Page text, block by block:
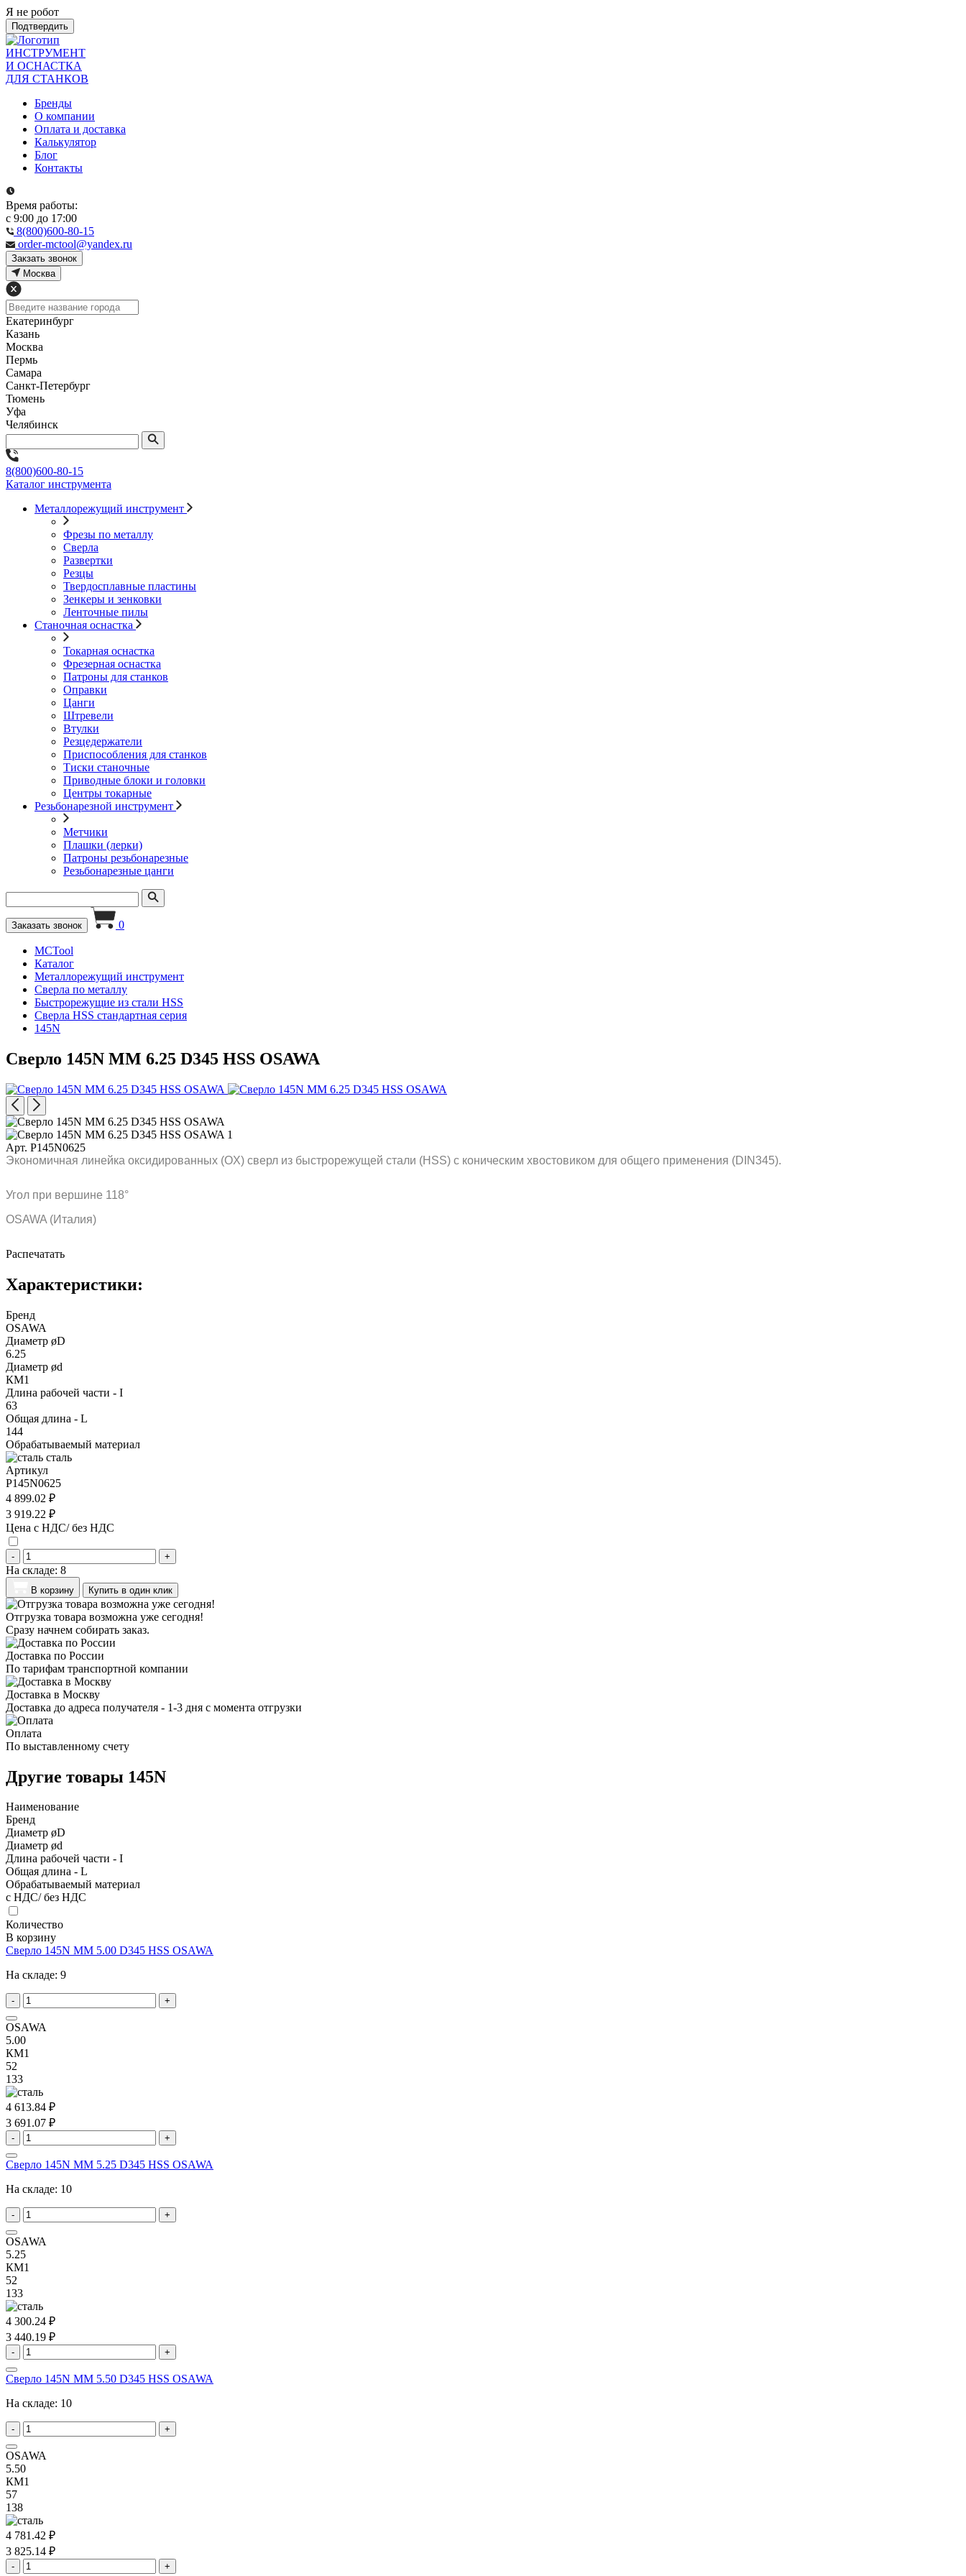
Я не робот
Подтвердить
ИНСТРУМЕНТ
И ОСНАСТКА
ДЛЯ СТАНКОВ
Бренды
О компании
Оплата и доставка
Калькулятор
Блог
Контакты
Время работы:
с 9:00 до 17:00
8(800)600-80-15
order-mctool@yandex.ru
Закзать звонок
Москва
Екатеринбург
Казань
Москва
Пермь
Самара
Санкт-Петербург
Тюмень
Уфа
Челябинск
8(800)600-80-15
Каталог инструмента
Металлорежущий инструмент
Фрезы по металлу
Сверла
Развертки
Резцы
Твердосплавные пластины
Зенкеры и зенковки
Ленточные пилы
Станочная оснастка
Токарная оснастка
Фрезерная оснастка
Патроны для станков
Оправки
Цанги
Штревели
Втулки
Резцедержатели
Приспособления для станков
Тиски станочные
Приводные блоки и головки
Центры токарные
Резьбонарезной инструмент
Метчики
Плашки (лерки)
Патроны резьбонарезные
Резьбонарезные цанги
Заказать звонок 0
MCTool
Каталог
Металлорежущий инструмент
Сверла по металлу
Быстрорежущие из стали HSS
Сверла HSS стандартная серия
145N
Сверло 145N MM 6.25 D345 HSS OSAWA
Арт. P145N0625
Экономичная линейка оксидированных (OX) сверл из быстрорежущей стали (HSS) с коническим хвостовиком для общего применения (DIN345).
Угол при вершине 118°
OSAWA (Италия)
Распечатать
Характеристики:
Бренд
OSAWA
Диаметр øD
6.25
Диаметр ød
КМ1
Длина рабочей части - I
63
Общая длина - L
144
Обрабатываемый материал
сталь
Артикул
P145N0625
4 899.02 ₽
3 919.22 ₽
Цена с НДС/ без НДС
- +
На складе: 8
В корзину Купить в один клик
Отгрузка товара возможна уже сегодня!
Сразу начнем собирать заказ.
Доставка по России
По тарифам транспортной компании
Доставка в Москву
Доставка до адреса получателя - 1-3 дня с момента отгрузки
Оплата
По выставленному счету
Другие товары 145N
Наименование
Бренд
Диаметр øD
Диаметр ød
Длина рабочей части - I
Общая длина - L
Обрабатываемый материал
с НДС/ без НДС
Количество
В корзину
Сверло 145N MM 5.00 D345 HSS OSAWA
На складе: 9
- +
OSAWA
5.00
КМ1
52
133
4 613.84 ₽
3 691.07 ₽
- +
Сверло 145N MM 5.25 D345 HSS OSAWA
На складе: 10
- +
OSAWA
5.25
КМ1
52
133
4 300.24 ₽
3 440.19 ₽
- +
Сверло 145N MM 5.50 D345 HSS OSAWA
На складе: 10
- +
OSAWA
5.50
КМ1
57
138
4 781.42 ₽
3 825.14 ₽
- +